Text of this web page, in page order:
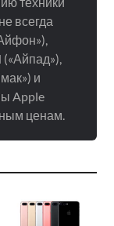
всегда
(«Айпад»),
и
Apple
ценам.